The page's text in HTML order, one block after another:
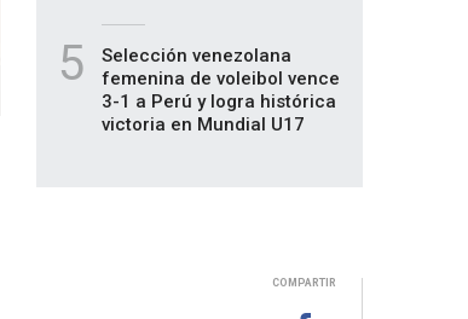
5
Selección venezolana
femenina de voleibol vence
3-1 a Perú y logra histórica
victoria en Mundial U17
COMPARTIR